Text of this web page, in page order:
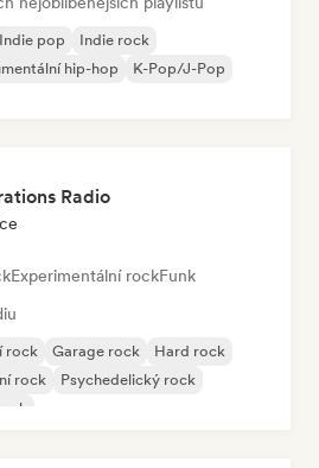
Indie pop
Indie rock
hip-hop
K-Pop/J-Pop
Radio
Experimentální rockFunk
rock Garage rock
Hard rock
rock
Psychedelický rock